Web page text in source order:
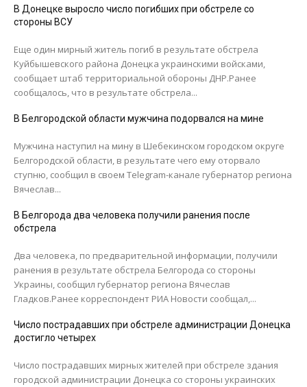
В Донецке выросло число погибших при обстреле со
стороны ВСУ
Еще один мирный житель погиб в результате обстрела
Куйбышевского района Донецка украинскими войсками,
сообщает штаб территориальной обороны ДНР.Ранее
сообщалось, что в результате обстрела...
В Белгородской области мужчина подорвался на мине
Мужчина наступил на мину в Шебекинском городском округе
Белгородской области, в результате чего ему оторвало
ступню, сообщил в своем Telegram-канале губернатор региона
Вячеслав...
В Белгорода два человека получили ранения после
обстрела
Два человека, по предварительной информации, получили
ранения в результате обстрела Белгорода со стороны
Украины, сообщил губернатор региона Вячеслав
Гладков.Ранее корреспондент РИА Новости сообщал,...
Число пострадавших при обстреле администрации Донецка
достигло четырех
Число пострадавших мирных жителей при обстреле здания
городской администрации Донецка со стороны украинских